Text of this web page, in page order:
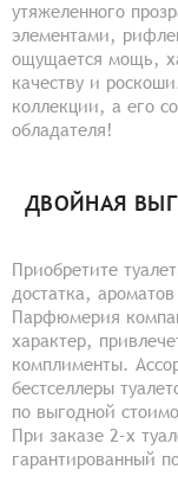
утяжеленного
элементами,
ощущается мощь,
качеству и
коллекции, а его
обладателя!
ДВОЙНАЯ
Приобретите
достатка,
Парфюмерия
характер,
комплименты.
бестселлеры
по выгодной
При заказе 2-х
гарантированный